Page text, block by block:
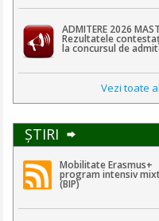
ADMITERE 2026
Rezultatele
la concursul de
Vezi toate
ŞTIRI
Mobilitate Erasmus+
program intensiv
(BIP)